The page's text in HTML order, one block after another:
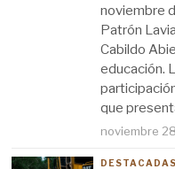
noviembre
Patrón
Cabildo
educación.
que
noviembre
DESTACADAS